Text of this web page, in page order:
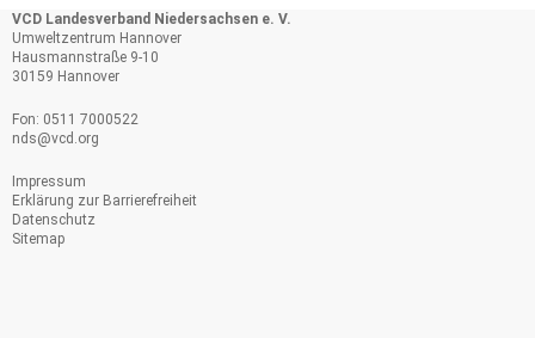
VCD Landesverband Niedersachsen e. V.
Umweltzentrum Hannover
Hausmannstraße 9-10
30159 Hannover
Fon: 0511 7000522
nds@vcd.org
Impressum
Erklärung zur Barrierefreiheit
Datenschutz
Sitemap